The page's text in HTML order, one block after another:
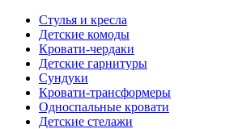
Стулья и кресла
Детские комоды
Кровати-чердаки
Детские гарнитуры
Сундуки
Кровати-трансформеры
Односпальные кровати
Детские стелажи